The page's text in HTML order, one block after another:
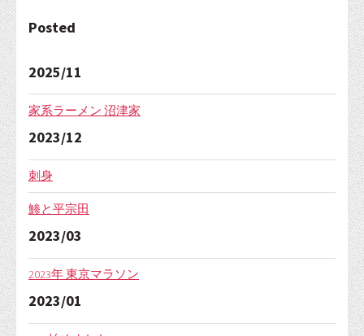
Posted
2025/11
家系ラーメン 沼津家
2023/12
刺身
鯵と平宗田
2023/03
2023年 東京マラソン
2023/01